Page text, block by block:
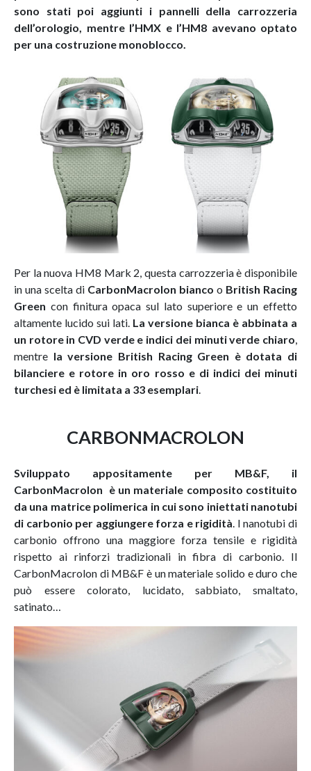
sono stati poi aggiunti i pannelli della carrozzeria
dell’orologio, mentre l’HMX e l’HM8 avevano optato
per una costruzione monoblocco.
Per la nuova HM8 Mark 2, questa carrozzeria è disponibile
in una scelta di CarbonMacrolon bianco o British Racing
Green con finitura opaca sul lato superiore e un effetto
altamente lucido sui lati. La versione bianca è abbinata a
un rotore in CVD verde e indici dei minuti verde chiaro,
mentre la versione British Racing Green è dotata di
bilanciere e rotore in oro rosso e di indici dei minuti
turchesi ed è limitata a 33 esemplari.
CARBONMACROLON
Sviluppato appositamente per MB&F, il
CarbonMacrolon è un materiale composito costituito
da una matrice polimerica in cui sono iniettati nanotubi
di carbonio per aggiungere forza e rigidità. I nanotubi di
carbonio offrono una maggiore forza tensile e rigidità
rispetto ai rinforzi tradizionali in fibra di carbonio. Il
CarbonMacrolon di MB&F è un materiale solido e duro che
può essere colorato, lucidato, sabbiato, smaltato,
satinato…